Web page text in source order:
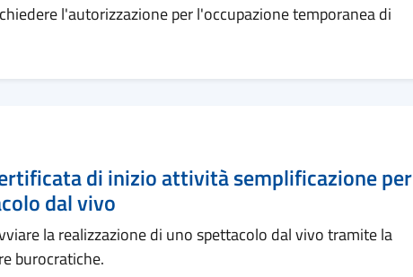
l'autorizzazione per l'occupazione temporanea di
di inizio attività semplificazione per
dal vivo
la realizzazione di uno spettacolo dal vivo tramite la
burocratiche.